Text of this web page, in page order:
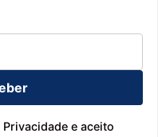
e aceito